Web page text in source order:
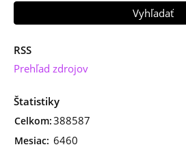
RSS
Prehľad zdrojov
Štatistiky
Celkom:388587
Mesiac: 6460